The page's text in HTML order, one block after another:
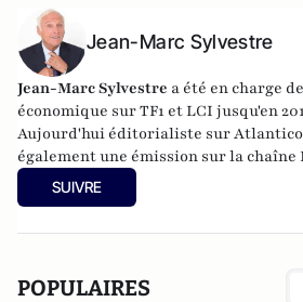
Jean-Marc Sylvestre
Jean-Marc Sylvestre a été en charge
économique sur TF1 et LCI jusqu'en
Aujourd'hui éditorialiste sur
également une émission sur la chaîne
SUIVRE
POPULAIRES